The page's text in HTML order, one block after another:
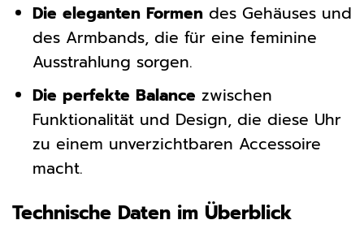
Die eleganten Formendes Gehäuses und
des Armbands, die für eine feminine
Ausstrahlung sorgen.
Die perfekte Balance zwischen
Funktionalität und Design, die diese Uhr
zu einem unverzichtbaren Accessoire
macht.
Technische Daten im Überblick